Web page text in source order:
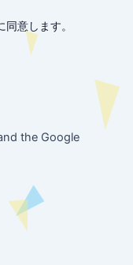
同意します。
the Google